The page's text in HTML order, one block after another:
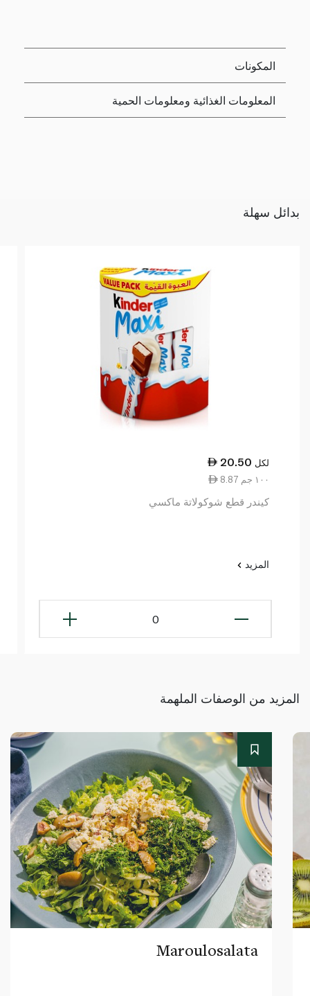
المكونات
المعلومات الغذائية ومعلومات الحمية
بدائل سهلة
20.50 لكل
8.87 ١٠٠ جم
كيندر قطع شوكولاتة ماكسي
المزيد
0
المزيد من الوصفات الملهمة
Maroulosalata